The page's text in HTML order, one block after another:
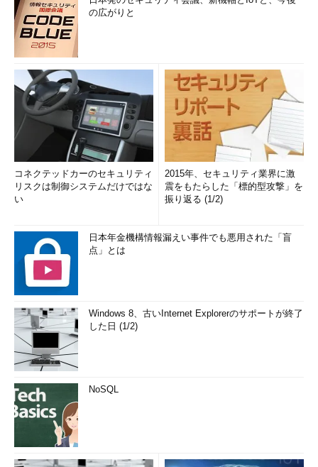
の広がりと
コネクテッドカーのセキュリティ
リスクは制御システムだけではな
い
2015年、セキュリティ業界に激
震をもたらした「標的型攻撃」を
振り返る (1/2)
日本年金機構情報漏えい事件でも悪用された「盲
点」とは
Windows 8、古いInternet Explorerのサポートが終了
した日 (1/2)
NoSQL